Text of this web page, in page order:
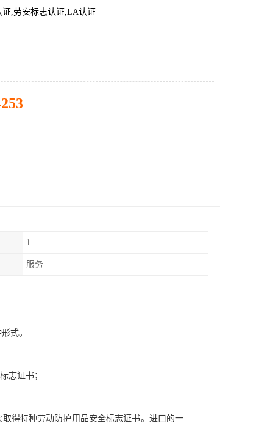
证,劳安标志认证,LA认证
1
服务
式。
志证书；
得特种劳动防护用品安全标志证书。进口的一